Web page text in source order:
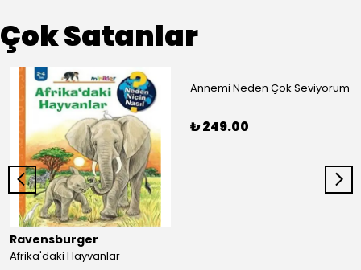
Çok Satanlar
Ravensburger
Afrika'daki Hayvanlar
Annemi Neden Çok Seviyorum
₺ 249.00